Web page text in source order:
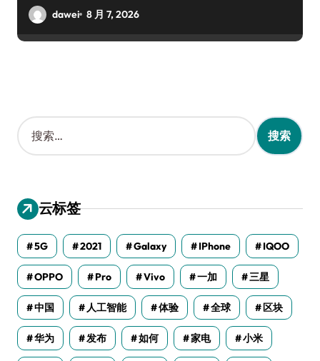
dawei 8 月 7, 2026
搜
索
：
云标签
5G 2021 Galaxy IPhone IQOO
OPPO Pro Vivo 一加 三星
中国 人工智能 体验 全球 区块
华为 发布 如何 家电 小米